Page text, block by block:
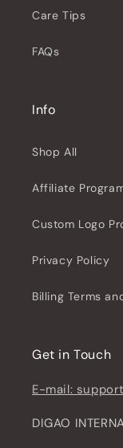
Care Tips
FAQs
Info
Shop All
Affiliate
Custom Logo
Privacy Policy
Billing Terms
Get in Touch
E-mail:
DIGAO